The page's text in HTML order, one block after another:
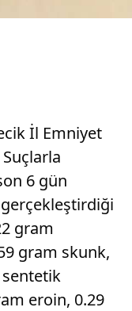
İl Emniyet
6 gün
gram
gram skunk,
eroin, 0.29